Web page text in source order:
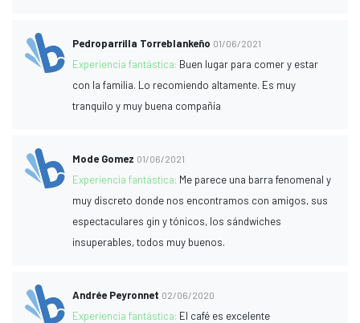
Pedroparrilla Torreblankeño 01/06/2021
Experiencia fantástica: Buen lugar para comer y estar
con la familia. Lo recomiendo altamente. Es muy
tranquilo y muy buena compañía
Mode Gomez 01/06/2021
Experiencia fantástica: Me parece una barra fenomenal y
muy discreto donde nos encontramos con amigos, sus
espectaculares gin y tónicos, los sándwiches
insuperables, todos muy buenos.
Andrée Peyronnet 02/06/2020
Experiencia fantástica: El café es excelente